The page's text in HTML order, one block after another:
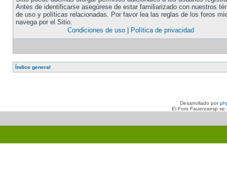
Antes de identificarse asegúrese de estar familiarizado con nuestros
de uso y políticas relacionadas. Por favor lea las reglas de los foros
navega por el Sitio.
Condiciones de uso| Política de privacidad
Índice general
Desarrollado por
El Foro Fauerzaesp